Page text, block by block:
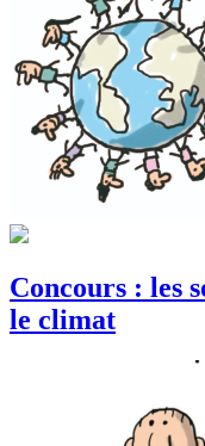
Concours : les
le climat